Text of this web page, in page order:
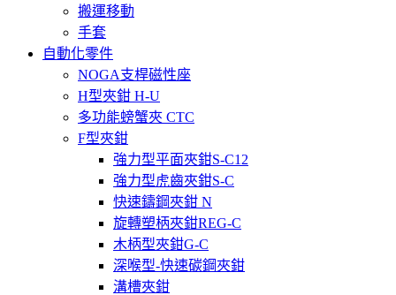
搬運移動
手套
自動化零件
NOGA支桿磁性座
H型夾鉗 H-U
多功能螃蟹夾 CTC
F型夾鉗
強力型平面夾鉗S-C12
強力型虎齒夾鉗S-C
快速鑄鋼夾鉗 N
旋轉塑柄夾鉗REG-C
木柄型夾鉗G-C
深喉型-快速碳鋼夾鉗
溝槽夾鉗